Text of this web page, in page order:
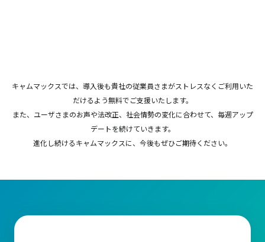
キャムマックスでは、導入後も貴社の従業員さまがストレスなくご利用いた
だけるよう無料でご支援いたします。
また、ユーザさまのお声や法改正、社会情勢の変化に合わせて、毎週アップ
デートを続けていきます。
進化し続けるキャムマックスに、今後もぜひご期待ください。